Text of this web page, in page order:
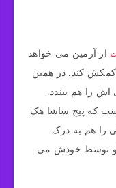
از آرمین می خواهد
کمکش کند. در همین
را هم ببندد.
که پیج ساشا هک
را هم به درک
توسط خودش می